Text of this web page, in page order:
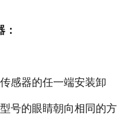
器的任一端安装卸
号的眼睛朝向相同的方